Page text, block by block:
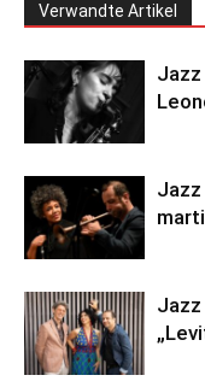
Verwandte Artikel
Jazz
Jazz